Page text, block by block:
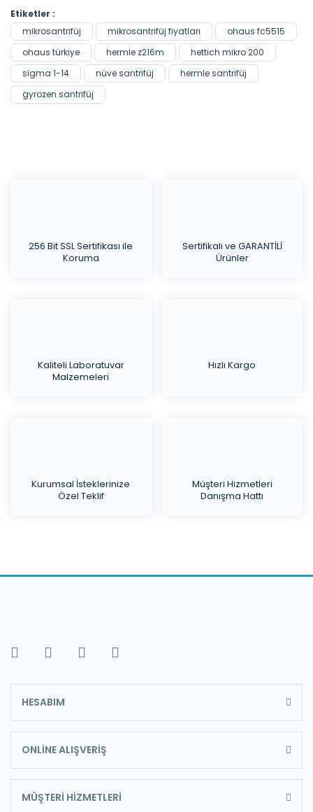
Etiketler :
mikrosantrifüj
mikrosantrifüj fiyatları
ohaus fc5515
ohaus türkiye
hermle z216m
hettich mikro 200
sigma 1-14
nüve santrifüj
hermle santrifüj
gyrozen santrifüj
256 Bit SSL Sertifikası ile
Koruma
Sertifikalı ve GARANTİLİ
Ürünler
Kaliteli Laboratuvar
Malzemeleri
Hızlı Kargo
Kurumsal İsteklerinize
Özel Teklif
Müşteri Hizmetleri
Danışma Hattı
HESABIM
ONLİNE ALIŞVERİŞ
MÜŞTERİ HİZMETLERİ